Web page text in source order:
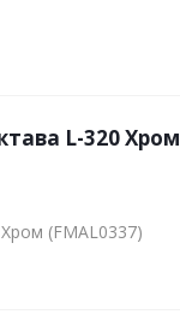
L-320 Хром
(FMAL0337)